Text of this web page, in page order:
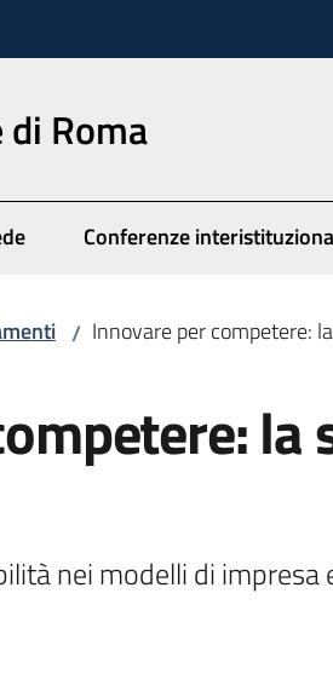
di Roma
Conferenze
/ Innovare per competere:
la
nei modelli di impresa